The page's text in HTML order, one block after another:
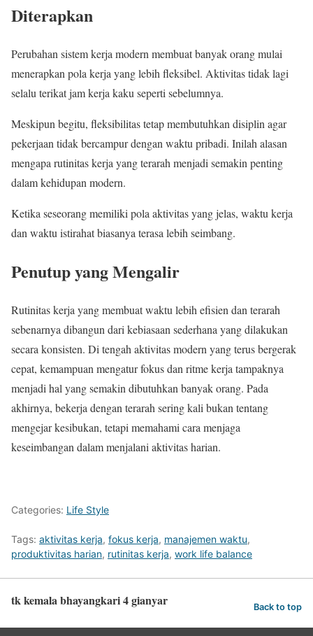
Diterapkan
Perubahan sistem kerja modern membuat banyak orang mulai
menerapkan pola kerja yang lebih fleksibel. Aktivitas tidak lagi
selalu terikat jam kerja kaku seperti sebelumnya.
Meskipun begitu, fleksibilitas tetap membutuhkan disiplin agar
pekerjaan tidak bercampur dengan waktu pribadi. Inilah alasan
mengapa rutinitas kerja yang terarah menjadi semakin penting
dalam kehidupan modern.
Ketika seseorang memiliki pola aktivitas yang jelas, waktu kerja
dan waktu istirahat biasanya terasa lebih seimbang.
Penutup yang Mengalir
Rutinitas kerja yang membuat waktu lebih efisien dan terarah
sebenarnya dibangun dari kebiasaan sederhana yang dilakukan
secara konsisten. Di tengah aktivitas modern yang terus bergerak
cepat, kemampuan mengatur fokus dan ritme kerja tampaknya
menjadi hal yang semakin dibutuhkan banyak orang. Pada
akhirnya, bekerja dengan terarah sering kali bukan tentang
mengejar kesibukan, tetapi memahami cara menjaga
keseimbangan dalam menjalani aktivitas harian.
Categories: Life Style
Tags: aktivitas kerja, fokus kerja, manajemen waktu,
produktivitas harian, rutinitas kerja, work life balance
tk kemala bhayangkari 4 gianyar Back to top